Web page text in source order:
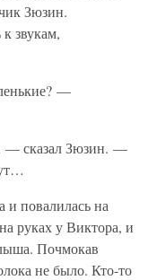
Зюзин.
звукам,
—
— сказал Зюзин. —
повалилась на
руках у Виктора, и
Почмокав
не было. Кто-то